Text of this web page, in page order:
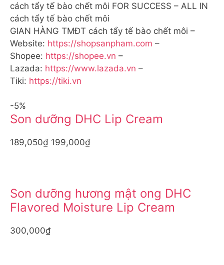
cách tẩy tế bào chết môi FOR SUCCESS – ALL IN
cách tẩy tế bào chết môi
GIAN HÀNG TMĐT cách tẩy tế bào chết môi –
Website: https://shopsanpham.com –
Shopee: https://shopee.vn –
Lazada: https://www.lazada.vn –
Tiki: https://tiki.vn
-5%
Son dưỡng DHC Lip Cream
189,050₫ 199,000₫
Son dưỡng hương mật ong DHC
Flavored Moisture Lip Cream
300,000₫